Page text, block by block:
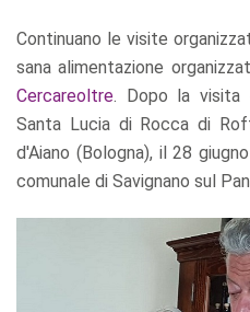
Continuano le visite
sana alimentazione
Cercareoltre. Dopo la visita
Santa Lucia di Rocca di
d'Aiano (Bologna), il 28
comunale di Savignano sul